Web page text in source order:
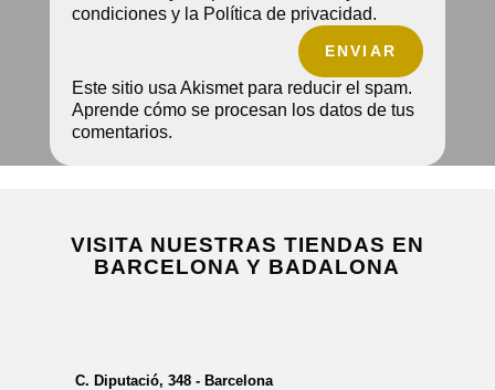
condiciones y la Política de privacidad.
ENVIAR
Este sitio usa Akismet para reducir el spam.
Aprende cómo se procesan los datos de tus
comentarios.
VISITA NUESTRAS TIENDAS EN
BARCELONA Y BADALONA
C. Diputació, 348 - Barcelona